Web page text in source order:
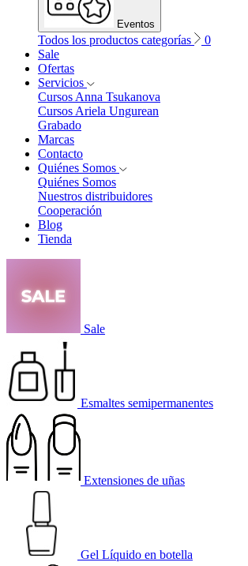
Eventos
Todos los productos categorías
0
Sale
Ofertas
Servicios
Cursos Anna Tsukanova
Cursos Ariela Ungurean
Grabado
Marcas
Contacto
Quiénes Somos
Quiénes Somos
Nuestros distribuidores
Cooperación
Blog
Tienda
Sale
Esmaltes semipermanentes
Extensiones de uñas
Gel Líquido en botella